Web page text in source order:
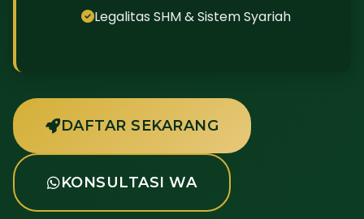
Legalitas SHM & Sistem Syariah
DAFTAR SEKARANG
KONSULTASI WA